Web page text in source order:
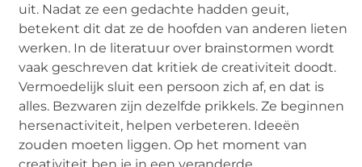
uit. Nadat ze een gedachte hadden geuit,
betekent dit dat ze de hoofden van anderen lieten
werken. In de literatuur over brainstormen wordt
vaak geschreven dat kritiek de creativiteit doodt.
Vermoedelijk sluit een persoon zich af, en dat is
alles. Bezwaren zijn dezelfde prikkels. Ze beginnen
hersenactiviteit, helpen verbeteren. Ideeën
zouden moeten liggen. Op het moment van